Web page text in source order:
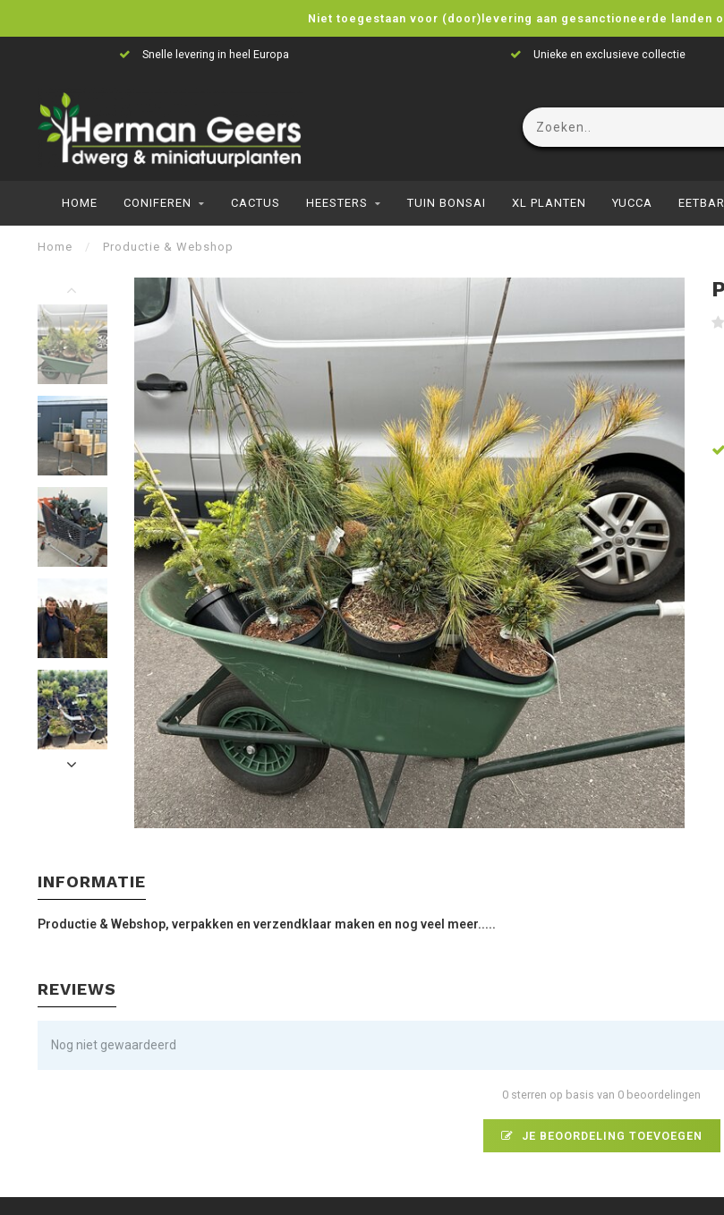
Niet toegestaan voor (door)levering aan gesanctioneerde landen
Snelle levering in heel Europa Unieke en exclusieve collectie
HOME CONIFEREN CACTUS HEESTERS TUIN BONSAI XL PLANTEN YUCCA
Home / Productie & Webshop
INFORMATIE
Productie & Webshop, verpakken en verzendklaar maken en nog veel meer.....
REVIEWS
Nog niet gewaardeerd
0 sterren op basis van 0 beoordelingen
JE BEOORDELING TOEVOEGEN